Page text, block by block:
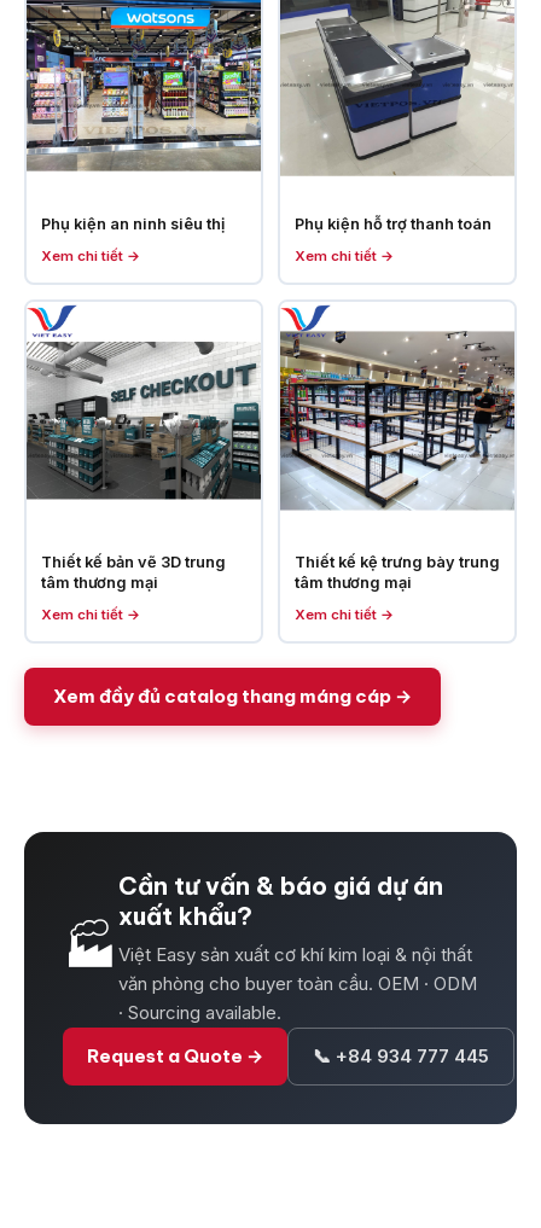
Phụ kiện an ninh siêu thị
Xem chi tiết →
Phụ kiện hỗ trợ thanh toán
Xem chi tiết →
Thiết kế bản vẽ 3D trung
tâm thương mại
Xem chi tiết →
Thiết kế kệ trưng bày trung
tâm thương mại
Xem chi tiết →
Xem đầy đủ catalog thang máng cáp →
🏭
Cần tư vấn & báo giá dự án
xuất khẩu?
Việt Easy sản xuất cơ khí kim loại & nội thất
văn phòng cho buyer toàn cầu. OEM · ODM
· Sourcing available.
Request a Quote →
📞 +84 934 777 445